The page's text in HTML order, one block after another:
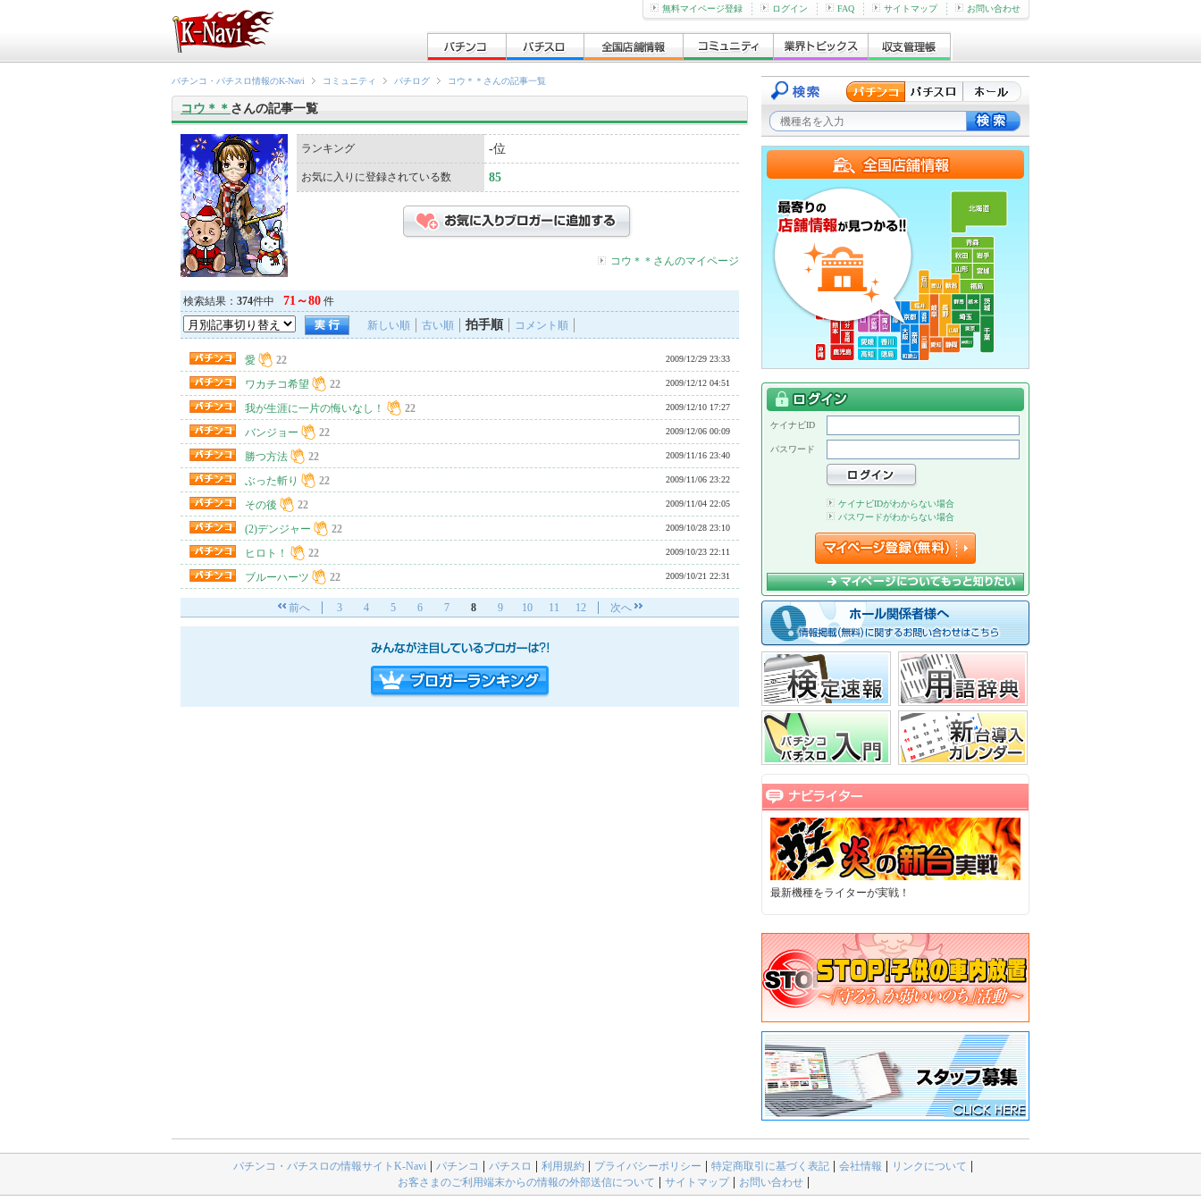
無料マイページ登録 ログイン FAQ サイトマップ お問い合わせ
パチンコ・パチスロ情報のK-Navi コミュニティ パチログ コウ＊＊さんの記事一覧
コウ＊＊ さんの記事一覧
ランキング -位
お気に入りに登録されている数 85
コウ＊＊さんのマイページ
検索結果： 374件中 71～80 件
新しい順
古い順 拍手順 コメント順
愛 22 2009/12/29 23:33
ワカチコ希望 22 2009/12/12 04:51
我が生涯に一片の悔いなし！ 22 2009/12/10 17:27
バンジョー 22 2009/12/06 00:09
勝つ方法 22 2009/11/16 23:40
ぶった斬り 22 2009/11/06 23:22
その後 22 2009/11/04 22:05
(2)デンジャー 22 2009/10/28 23:10
ヒロト！ 22 2009/10/23 22:11
ブルーハーツ 22 2009/10/21 22:31
前へ 3 4 5 6 7 8 9 10 11 12 次へ
ケイナビID
パスワード
ケイナビIDがわからない場合
パスワードがわからない場合
最新機種をライターが実戦！
パチンコ・パチスロの情報サイトK-Navi パチンコ パチスロ 利用規約 プライバシーポリシー 特定商取引に基づく表記 会社情報
リンクについて
お客さまのご利用端末からの情報の外部送信について
サイトマップ お問い合わせ